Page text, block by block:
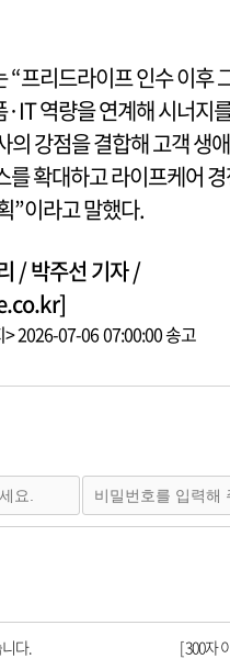
“프리드라이프 인수 이후
역량을 연계해 시너지
의 강점을 결합해 고객 생
를 확대하고 라이프케어
”이라고 말했다.
/ 박주선 기자 /
2026-07-06 07:00:00 송고
[ 300자
다.